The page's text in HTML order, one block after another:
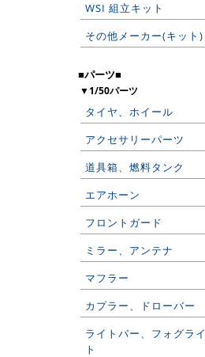
WSI 組立キット
その他メーカー(キット)
■パーツ■
▼1/50パーツ
タイヤ、ホイール
アクセサリーパーツ
道具箱、燃料タンク
エアホーン
フロントガード
ミラー、アンテナ
マフラー
カプラー、ドローバー
ライトバー、フォグライ
ト